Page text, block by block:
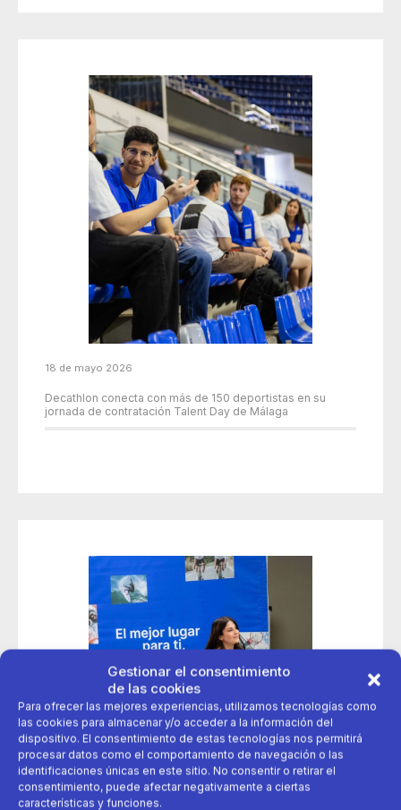
Gestionar el consentimiento
de las cookies
Para ofrecer las mejores experiencias, utilizamos tecnologías como
las cookies para almacenar y/o acceder a la información del
dispositivo. El consentimiento de estas tecnologías nos permitirá
procesar datos como el comportamiento de navegación o las
identificaciones únicas en este sitio. No consentir o retirar el
consentimiento, puede afectar negativamente a ciertas
características y funciones.
18 de mayo 2026
Decathlon conecta con más de 150 deportistas en su
jornada de contratación Talent Day de Málaga